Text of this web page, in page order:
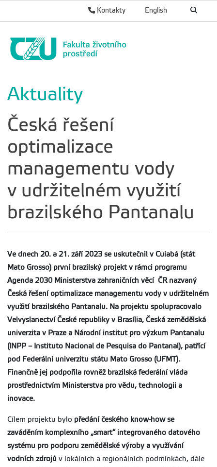
English
Kontakty
Aktuality
Česká řešení
optimalizace
managementu vody
v udržitelném využití
brazilského Pantanalu
Ve dnech 20. a 21. září 2023 se uskutečnil v Cuiabá (stát
Mato Grosso) první brazilský projekt v rámci programu
Agenda 2030 Ministerstva zahraničních věcí ČR nazvaný
Česká řešení optimalizace managementu vody v udržitelném
využití brazilského Pantanalu. Na projektu spolupracovalo
Velvyslanectví České republiky v Brasília, Česká zemědělská
univerzita v Praze a Národní institut pro výzkum Pantanalu
(INPP – Instituto Nacional de Pesquisa do Pantanal), patřící
pod Federální univerzitu státu Mato Grosso (UFMT).
Finančně jej podpořila rovněž brazilská federální vláda
prostřednictvím Ministerstva pro vědu, technologii a
inovace.
Cílem projektu bylo předání českého know-how se
zaváděním komplexního „smart“ integrovaného datového
systému pro podporu zemědělské výroby a využívání
vodních zdrojů v lokálních a regionálních podmínkách, dále